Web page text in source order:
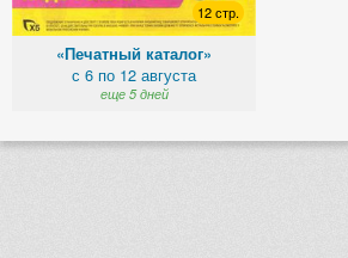
12 стр.
«Печатный каталог»
с 6 по 12 августа
еще 5 дней